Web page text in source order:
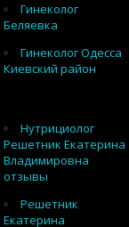
Гинеколог
Беляевка
Гинеколог Одесса
Киевский район
Нутрициолог
Решетник Екатерина
Владимировна
отзывы
Решетник
Екатерина